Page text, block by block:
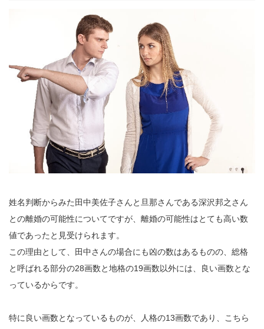
姓名判断からみた田中美佐子さんと旦那さんである深沢邦之さん
との離婚の可能性についてですが、離婚の可能性はとても高い数
値であったと見受けられます。
この理由として、田中さんの場合にも凶の数はあるものの、総格
と呼ばれる部分の28画数と地格の19画数以外には、良い画数とな
っているからです。
特に良い画数となっているものが、人格の13画数であり、こちら